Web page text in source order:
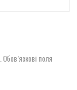
Обов’язкові поля